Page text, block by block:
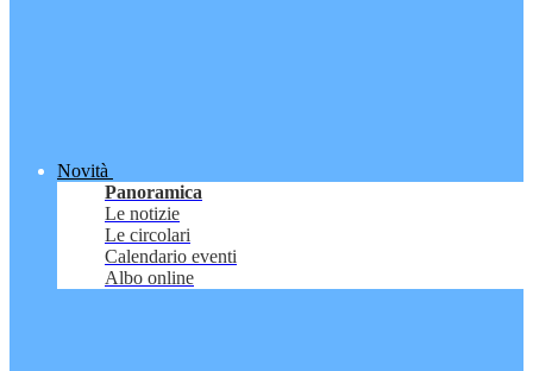
Novità
Panoramica
Le notizie
Le circolari
Calendario eventi
Albo online